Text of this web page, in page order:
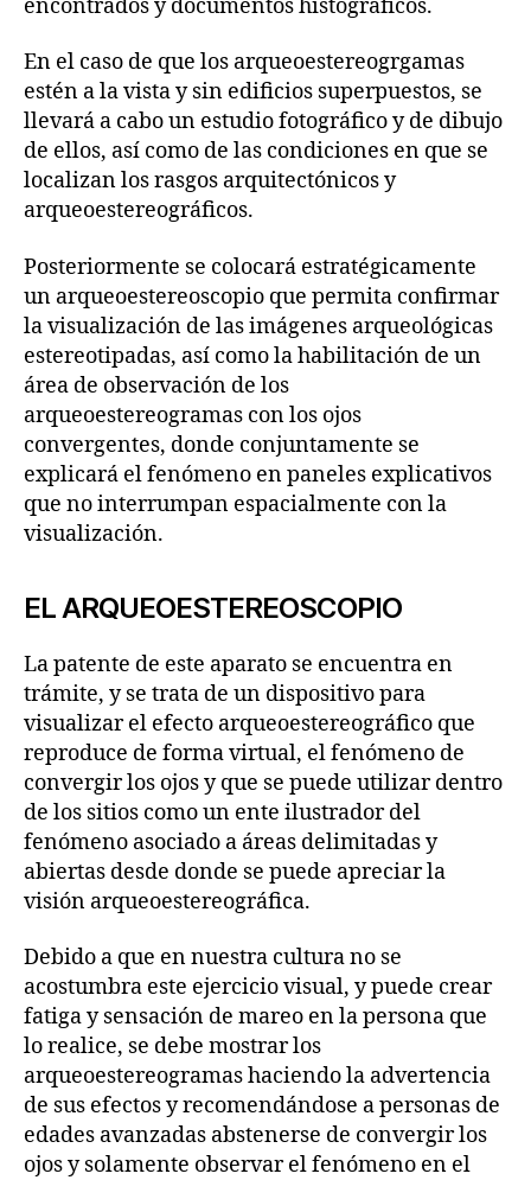
encontrados y documentos histográficos.
En el caso de que los arqueoestereogrgamas
estén a la vista y sin edificios superpuestos, se
llevará a cabo un estudio fotográfico y de dibujo
de ellos, así como de las condiciones en que se
localizan los rasgos arquitectónicos y
arqueoestereográficos.
Posteriormente se colocará estratégicamente
un arqueoestereoscopio que permita confirmar
la visualización de las imágenes arqueológicas
estereotipadas, así como la habilitación de un
área de observación de los
arqueoestereogramas con los ojos
convergentes, donde conjuntamente se
explicará el fenómeno en paneles explicativos
que no interrumpan espacialmente con la
visualización.
EL ARQUEOESTEREOSCOPIO
La patente de este aparato se encuentra en
trámite, y se trata de un dispositivo para
visualizar el efecto arqueoestereográfico que
reproduce de forma virtual, el fenómeno de
convergir los ojos y que se puede utilizar dentro
de los sitios como un ente ilustrador del
fenómeno asociado a áreas delimitadas y
abiertas desde donde se puede apreciar la
visión arqueoestereográfica.
Debido a que en nuestra cultura no se
acostumbra este ejercicio visual, y puede crear
fatiga y sensación de mareo en la persona que
lo realice, se debe mostrar los
arqueoestereogramas haciendo la advertencia
de sus efectos y recomendándose a personas de
edades avanzadas abstenerse de convergir los
ojos y solamente observar el fenómeno en el